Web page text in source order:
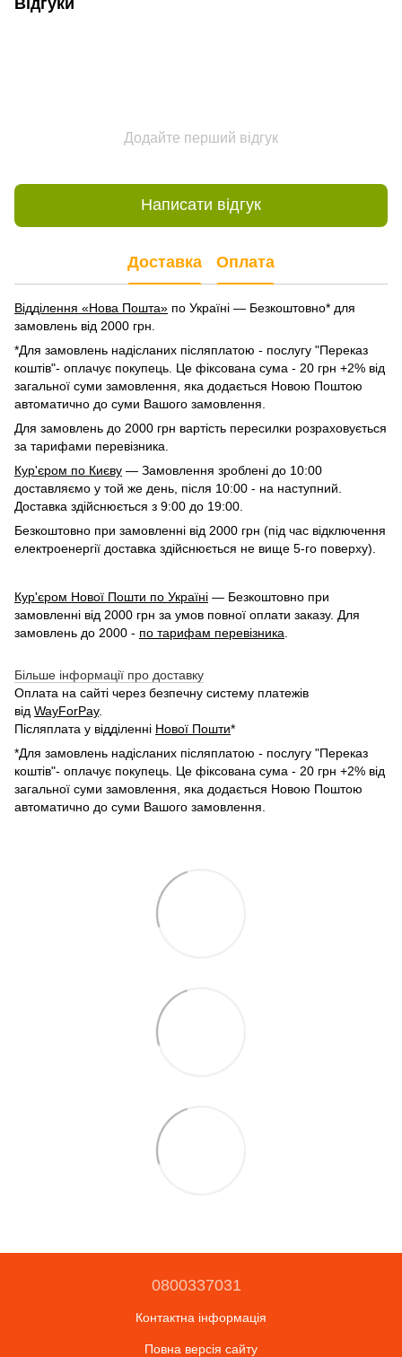
Додайте перший відгук
Написати відгук
Доставка Оплата
Відділення «Нова Пошта» по Україні — Безкоштовно* для
замовлень від 2000 грн.
*Для замовлень надісланих післяплатою - послугу "Переказ
коштів"- оплачує покупець. Це фіксована сума - 20 грн +2% від
загальної суми замовлення, яка додається Новою Поштою
автоматично до суми Вашого замовлення.
Для замовлень до 2000 грн вартість пересилки розраховується
за тарифами перевізника.
Кур'єром по Києву — Замовлення зроблені до 10:00
доставляємо у той же день, після 10:00 - на наступний.
Доставка здійснюється з 9:00 до 19:00.
Безкоштовно при замовленні від 2000 грн (під час відключення
електроенергії доставка здійснюється не вище 5-го поверху).
Кур'єром Нової Пошти по Україні — Безкоштовно при
замовленні від 2000 грн за умов повної оплати заказу. Для
замовлень до 2000 - по тарифам перевізника
Більше інформації про доставку
Оплата на сайті через безпечну систему платежів
від WayForPay.
Післяплата у відділенні Нової Пошти*
*Для замовлень надісланих післяплатою - послугу "Переказ
коштів"- оплачує покупець. Це фіксована сума - 20 грн +2% від
загальної суми замовлення, яка додається Новою Поштою
автоматично до суми Вашого замовлення.
0800337031
Контактна інформація
Повна версія сайту